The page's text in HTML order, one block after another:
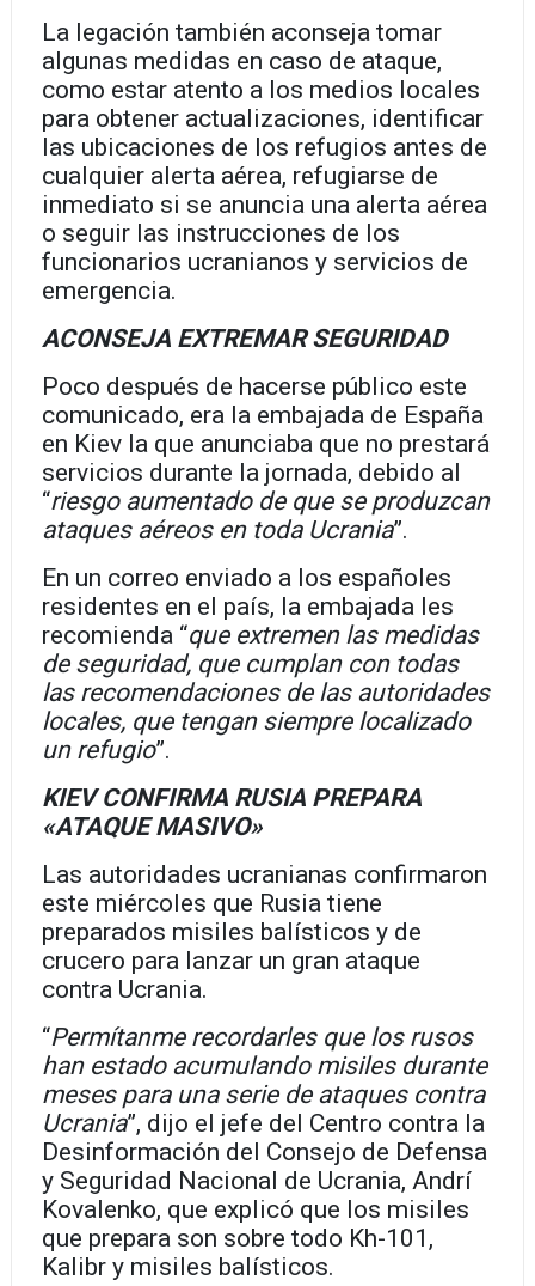
La legación también aconseja tomar
algunas medidas en caso de ataque,
como estar atento a los medios locales
para obtener actualizaciones, identificar
las ubicaciones de los refugios antes de
cualquier alerta aérea, refugiarse de
inmediato si se anuncia una alerta aérea
o seguir las instrucciones de los
funcionarios ucranianos y servicios de
emergencia.
ACONSEJA EXTREMAR SEGURIDAD
Poco después de hacerse público este
comunicado, era la embajada de España
en Kiev la que anunciaba que no prestará
servicios durante la jornada, debido al
“riesgo aumentado de que se produzcan
ataques aéreos en toda Ucrania”.
En un correo enviado a los españoles
residentes en el país, la embajada les
recomienda “que extremen las medidas
de seguridad, que cumplan con todas
las recomendaciones de las autoridades
locales, que tengan siempre localizado
un refugio”.
KIEV CONFIRMA RUSIA PREPARA
«ATAQUE MASIVO»
Las autoridades ucranianas confirmaron
este miércoles que Rusia tiene
preparados misiles balísticos y de
crucero para lanzar un gran ataque
contra Ucrania.
“Permítanme recordarles que los rusos
han estado acumulando misiles durante
meses para una serie de ataques contra
Ucrania”, dijo el jefe del Centro contra la
Desinformación del Consejo de Defensa
y Seguridad Nacional de Ucrania, Andrí
Kovalenko, que explicó que los misiles
que prepara son sobre todo Kh-101,
Kalibr y misiles balísticos.